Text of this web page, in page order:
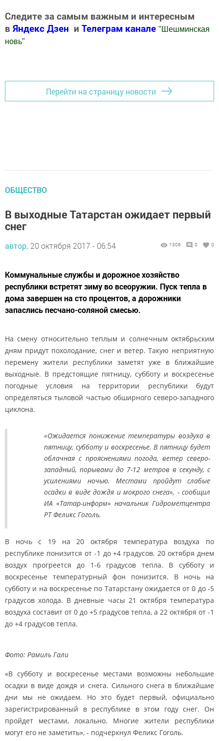
Следите за самым важным и интересным
в Яндекс Дзен и Телеграм канале "Шешминская
новь"
Перейти на страницу новости
ОБЩЕСТВО
В выходные Татарстан ожидает первый
снег
автор, 20 октября 2017 - 06:54 1306 0 0
Коммунальные службы и дорожное хозяйство
республики встретят зиму во всеоружии. Пуск тепла в
дома завершен на сто процентов, а дорожники
запаслись песчано-соляной смесью.
На смену относительно теплым и солнечным октябрьским
дням придут похолодание, снег и ветер. Такую неприятную
перемену жители республики заметят уже в ближайшие
выходные. В предстоящие пятницу, субботу и воскресенье
погодные условия на территории республики будут
определяться тыловой частью обширного северо-западного
циклона.
«Ожидается понижение температуры воздуха в
пятницу, субботу и воскресенье. В пятницу будет
облачная с прояснениями погода, ветер северо-
западный, порывами до 7-12 метров в секунду, с
усилениями ночью. Местами пройдут слабые
осадки в виде дождя и мокрого снега», - сообщил
ИА «Татар-информ» начальник Гидрометцентра
РТ Феликс Гоголь.
В ночь с 19 на 20 октября температура воздуха по
республике понизится от -1 до +4 градусов. 20 октября днем
воздух прогреется до 1-6 градусов тепла. В субботу и
воскресенье температурный фон понизится. В ночь на
субботу и на воскресенье по Татарстану ожидается от 0 до -5
градусов холода. В дневные часы 21 октября температура
воздуха составит от 0 до +5 градусов тепла, а 22 октября от -1
до +4 градусов тепла.
Фото: Рамиль Гали
«В субботу и воскресенье местами возможны небольшие
осадки в виде дождя и снега. Сильного снега в ближайшие
дни мы не ожидаем. Но это будет первый, официально
зарегистрированный в республике в этом году снег. Он
пройдет местами, локально. Многие жители республики
могут его не заметить», - подчеркнул Феликс Гоголь.